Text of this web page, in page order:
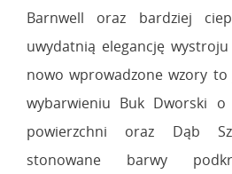
Barnwell oraz bardziej
uwydatnią elegancję
nowo wprowadzone wzory
wybarwieniu Buk Dworski
powierzchni oraz Dąb
stonowane barwy